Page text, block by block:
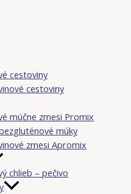
cestoviny
cestoviny
múčne zmesi Promix
múky
zmesi Apromix
chlieb – pečivo